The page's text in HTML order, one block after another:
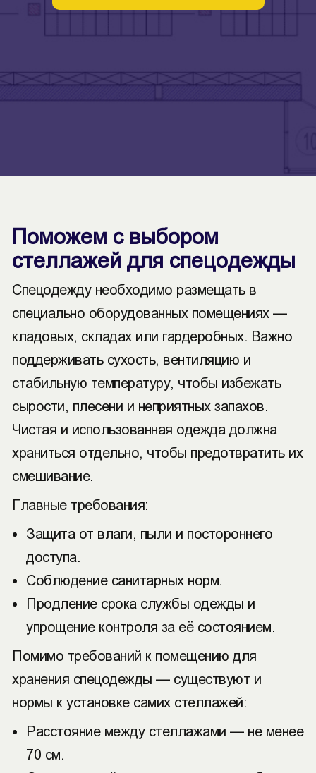
Поможем с выбором
стеллажей для спецодежды
Спецодежду необходимо размещать в
специально оборудованных помещениях —
кладовых, складах или гардеробных. Важно
поддерживать сухость, вентиляцию и
стабильную температуру, чтобы избежать
сырости, плесени и неприятных запахов.
Чистая и использованная одежда должна
храниться отдельно, чтобы предотвратить их
смешивание.
Главные требования:
Защита от влаги, пыли и постороннего
доступа.
Соблюдение санитарных норм.
Продление срока службы одежды и
упрощение контроля за её состоянием.
Помимо требований к помещению для
хранения спецодежды — существуют и
нормы к установке самих стеллажей:
Расстояние между стеллажами — не менее
70 см.